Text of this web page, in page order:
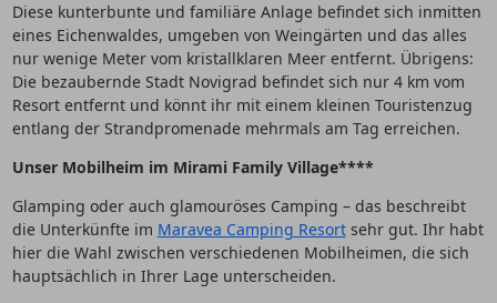
Diese kunterbunte und familiäre Anlage befindet sich inmitten
eines Eichenwaldes, umgeben von Weingärten und das alles
nur wenige Meter vom kristallklaren Meer entfernt. Übrigens:
Die bezaubernde Stadt Novigrad befindet sich nur 4 km vom
Resort entfernt und könnt ihr mit einem kleinen Touristenzug
entlang der Strandpromenade mehrmals am Tag erreichen.
Unser Mobilheim im Mirami Family Village****
Glamping oder auch glamouröses Camping – das beschreibt
die Unterkünfte im Maravea Camping Resortsehr gut. Ihr habt
hier die Wahl zwischen verschiedenen Mobilheimen, die sich
hauptsächlich in Ihrer Lage unterscheiden.